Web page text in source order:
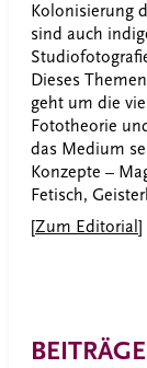
Kolonisierung
sind auch
Dieses
geht um die
Fototheorie
das Medium
Konzepte –
Fetisch,
[Zum Editorial ]
BEITRÄGE